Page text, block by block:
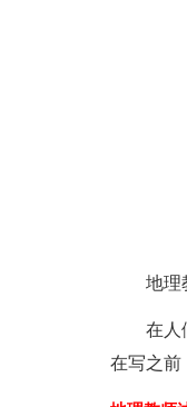
地理
在人
在写之前